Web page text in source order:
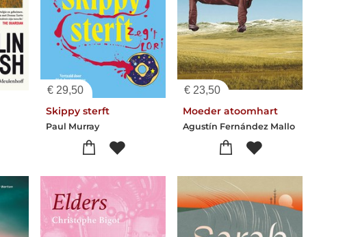
€ 29,50
Skippy sterft
Paul Murray
€ 23,50
Moeder atoomhart
Agustín Fernández Mallo